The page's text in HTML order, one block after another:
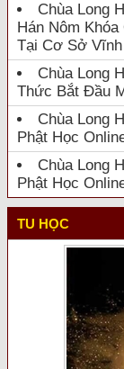
Chùa Long
Hán Nôm
Tại Cơ Sở
Chùa Long
Thức Bắt Đầu
Chùa Long
Phật Học
Chùa Long
Phật Học
TU HỌC